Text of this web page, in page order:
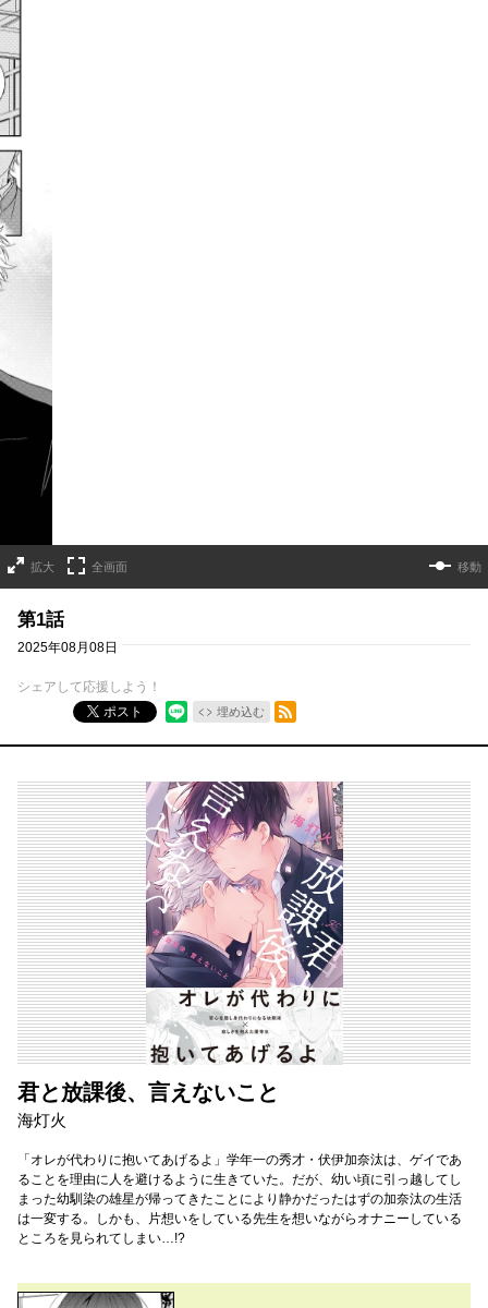
拡大 全画面 移動
第1話
2025年08月08日
シェアして応援しよう！
ポスト
埋め込む
RSSフィード
君と放課後、言えないこと
海灯火
「オレが代わりに抱いてあげるよ」学年一の秀才・伏伊加奈汰は、ゲイであ
ることを理由に人を避けるように生きていた。だが、幼い頃に引っ越してし
まった幼馴染の雄星が帰ってきたことにより静かだったはずの加奈汰の生活
は一変する。しかも、片想いをしている先生を想いながらオナニーしている
ところを見られてしまい…!?